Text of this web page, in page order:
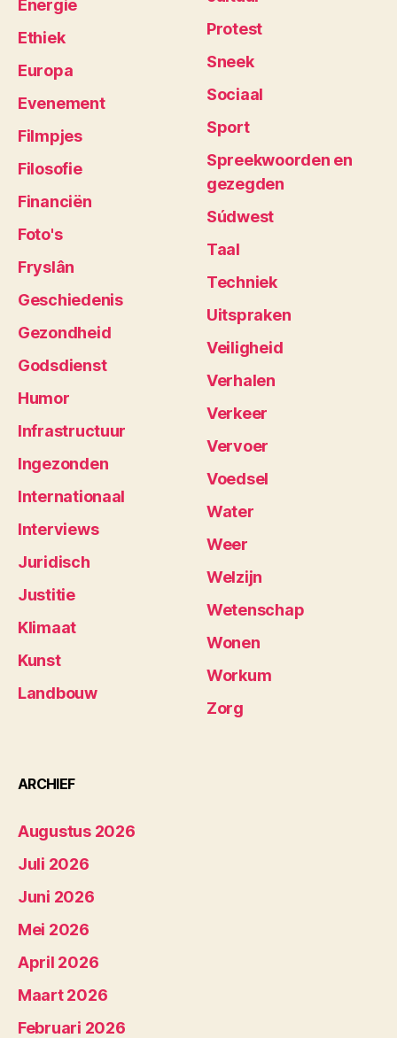
Energie
Ethiek
Europa
Evenement
Filmpjes
Filosofie
Financiën
Foto's
Fryslân
Geschiedenis
Gezondheid
Godsdienst
Humor
Infrastructuur
Ingezonden
Internationaal
Interviews
Juridisch
Justitie
Klimaat
Kunst
Landbouw
Protest
Sneek
Sociaal
Sport
Spreekwoorden en
gezegden
Súdwest
Taal
Techniek
Uitspraken
Veiligheid
Verhalen
Verkeer
Vervoer
Voedsel
Water
Weer
Welzijn
Wetenschap
Wonen
Workum
Zorg
ARCHIEF
Augustus 2026
Juli 2026
Juni 2026
Mei 2026
April 2026
Maart 2026
Februari 2026